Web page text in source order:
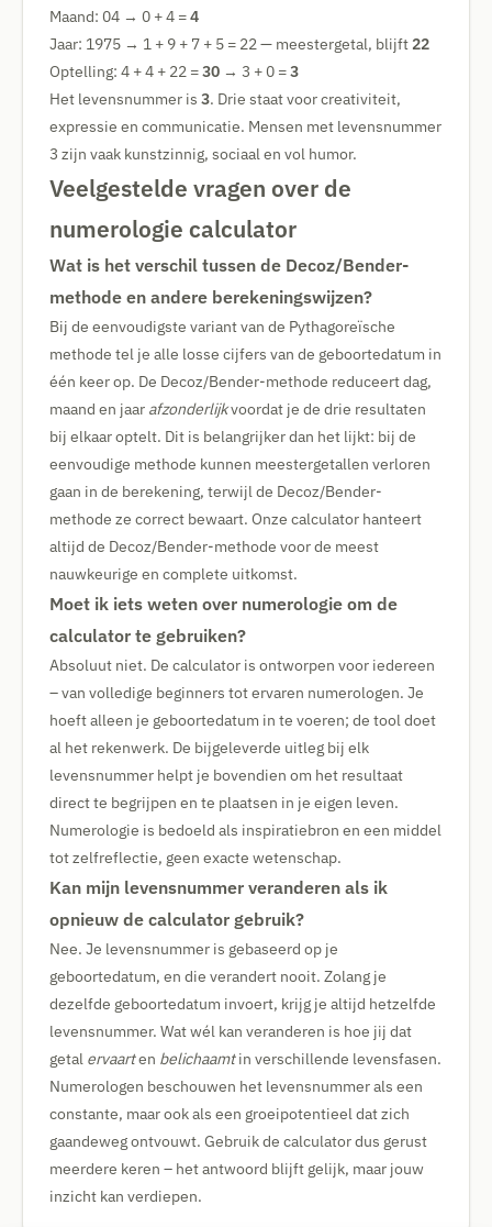
Maand: 04 → 0 + 4 =4
Jaar: 1975 → 1 + 9 + 7 + 5 = 22 — meestergetal, blijft 22
Optelling: 4 + 4 + 22 =30 → 3 + 0 =3
Het levensnummer is 3. Drie staat voor creativiteit,
expressie en communicatie. Mensen met levensnummer
3 zijn vaak kunstzinnig, sociaal en vol humor.
Veelgestelde vragen over de
numerologie calculator
Wat is het verschil tussen de Decoz/Bender-
methode en andere berekeningswijzen?
Bij de eenvoudigste variant van de Pythagoreïsche
methode tel je alle losse cijfers van de geboortedatum in
één keer op. De Decoz/Bender-methode reduceert dag,
maand en jaar afzonderlijkvoordat je de drie resultaten
bij elkaar optelt. Dit is belangrijker dan het lijkt: bij de
eenvoudige methode kunnen meestergetallen verloren
gaan in de berekening, terwijl de Decoz/Bender-
methode ze correct bewaart. Onze calculator hanteert
altijd de Decoz/Bender-methode voor de meest
nauwkeurige en complete uitkomst.
Moet ik iets weten over numerologie om de
calculator te gebruiken?
Absoluut niet. De calculator is ontworpen voor iedereen
– van volledige beginners tot ervaren numerologen. Je
hoeft alleen je geboortedatum in te voeren; de tool doet
al het rekenwerk. De bijgeleverde uitleg bij elk
levensnummer helpt je bovendien om het resultaat
direct te begrijpen en te plaatsen in je eigen leven.
Numerologie is bedoeld als inspiratiebron en een middel
tot zelfreflectie, geen exacte wetenschap.
Kan mijn levensnummer veranderen als ik
opnieuw de calculator gebruik?
Nee. Je levensnummer is gebaseerd op je
geboortedatum, en die verandert nooit. Zolang je
dezelfde geboortedatum invoert, krijg je altijd hetzelfde
levensnummer. Wat wél kan veranderen is hoe jij dat
getal ervaarten belichaamtin verschillende levensfasen.
Numerologen beschouwen het levensnummer als een
constante, maar ook als een groeipotentieel dat zich
gaandeweg ontvouwt. Gebruik de calculator dus gerust
meerdere keren – het antwoord blijft gelijk, maar jouw
inzicht kan verdiepen.